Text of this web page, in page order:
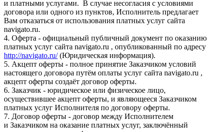
и платными услугами. В случае несогласия с условиями
договора или одного из пунктов, Исполнитель предлагает
Вам отказаться от использования платных услуг сайта
navigato.ru.
4. Оферта - официальный публичный документ по оказанию
платных услуг сайта navigato.ru , опубликованный по адресу
http://navigato.ru/(Юридическая информация).
5. Акцепт оферты - полное принятие Заказчиком условий
настоящего договора путём оплаты услуг сайта navigato.ru ,
акцепт оферты создаёт договор оферты.
6. Заказчик - юридическое или физическое лицо,
осуществившее акцепт оферты, и являющееся Заказчиком
платных услуг Исполнителя по договору оферты.
7. Договор оферты - договор между Исполнителем
и Заказчиком на оказание платных услуг, заключённый